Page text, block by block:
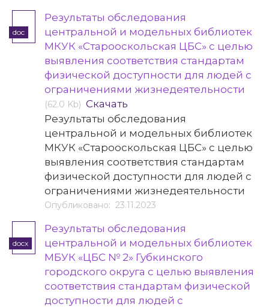
doc
Результаты обследования
центральной и модельных библиотек
МКУК «Старооскольская ЦБС» с целью
выявления соответствия стандартам
физической доступности для людей с
ограничениями жизнедеятельности
(62.0 Kb) Скачать
Результаты обследования
центральной и модельных библиотек
МКУК «Старооскольская ЦБС» с целью
выявления соответствия стандартам
физической доступности для людей с
ограничениями жизнедеятельности
Опубликовано: 23.11.2023
docx
Результаты обследования
центральной и модельных библиотек
МБУК «ЦБС № 2» Губкинского
городского округа с целью выявления
соответствия стандартам физической
доступности для людей с